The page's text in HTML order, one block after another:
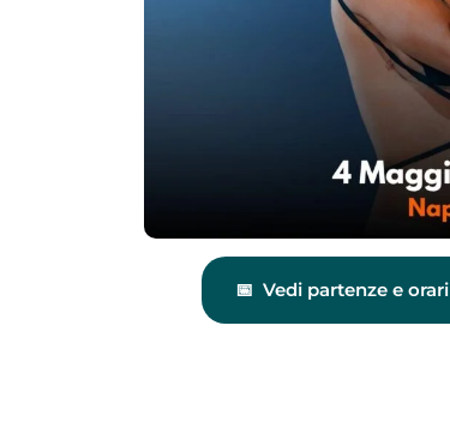
Vedi partenze e orari